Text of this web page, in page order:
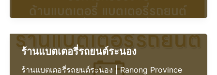
แบตเตอรี่
รถยนต์
ลพบุรี
ร้านแบตเตอรี่รถยนต์ระนอง
ร้านแบตเตอรี่รถยนต์ระนอง | Ranong Province